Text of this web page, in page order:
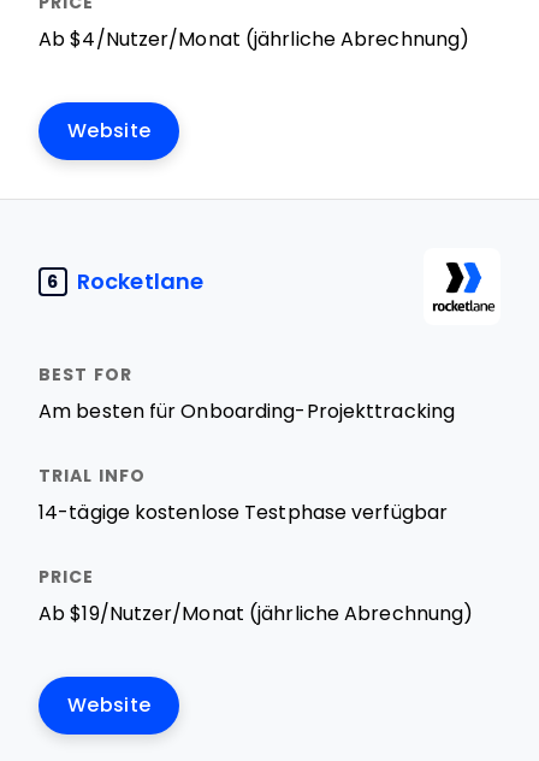
Ab $4/Nutzer/Monat (jährliche Abrechnung)
Website
6 Rocketlane
Am besten für Onboarding-Projekttracking
14-tägige kostenlose Testphase verfügbar
Ab $19/Nutzer/Monat (jährliche Abrechnung)
Website